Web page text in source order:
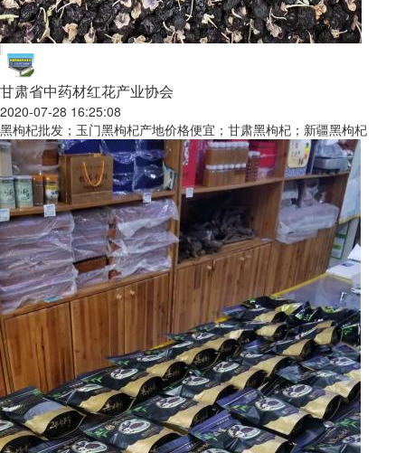
甘肃省中药材红花产业协会
2020-07-28 16:25:08
黑枸杞批发；玉门黑枸杞产地价格便宜；甘肃黑枸杞；新疆黑枸杞